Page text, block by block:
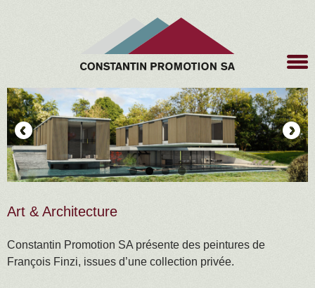
Art & Architecture
Constantin Promotion SA présente des peintures de
François Finzi, issues d’une collection privée.